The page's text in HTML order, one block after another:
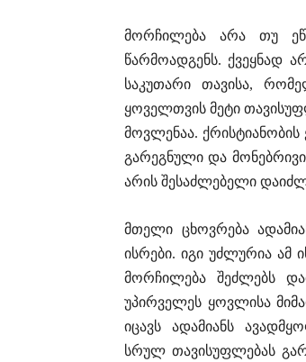
მორჩილება არა თუ
წარმოადგენს. ქვეყნად
საკუთარი თავისა,
ყოველთვის მეტი
მოვლენაა.
გარეგნული და
არის შესაძლებელი
მთელი ცხოვრება
ისრები. იგი უძლურია ამ
მორჩილება შეძლებს
უპირველეს ყოვლისა
იცავს ადამიანს
სრულ თავისუფლებას